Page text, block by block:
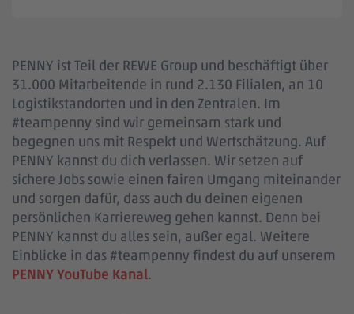
PENNY ist Teil der REWE Group und beschäftigt über
31.000 Mitarbeitende in rund 2.130 Filialen, an 10
Logistikstandorten und in den Zentralen. Im
#teampenny sind wir gemeinsam stark und
begegnen uns mit Respekt und Wertschätzung. Auf
PENNY kannst du dich verlassen. Wir setzen auf
sichere Jobs sowie einen fairen Umgang miteinander
und sorgen dafür, dass auch du deinen eigenen
persönlichen Karriereweg gehen kannst. Denn bei
PENNY kannst du alles sein, außer egal. Weitere
Einblicke in das #teampenny findest du auf unserem
PENNY YouTube Kanal.